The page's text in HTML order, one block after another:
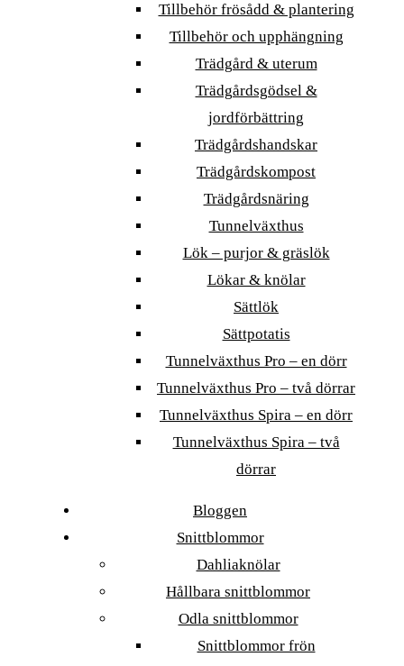
Tillbehör frösådd & plantering
Tillbehör och upphängning
Trädgård & uterum
Trädgårdsgödsel &
jordförbättring
Trädgårdshandskar
Trädgårdskompost
Trädgårdsnäring
Tunnelväxthus
Lök – purjor & gräslök
Lökar & knölar
Sättlök
Sättpotatis
Tunnelväxthus Pro – en dörr
Tunnelväxthus Pro – två dörrar
Tunnelväxthus Spira – en dörr
Tunnelväxthus Spira – två
dörrar
Bloggen
Snittblommor
Dahliaknölar
Hållbara snittblommor
Odla snittblommor
Snittblommor frön